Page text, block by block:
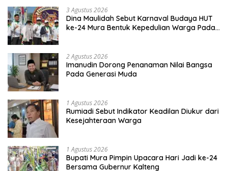
3 Agustus 2026
Dina Maulidah Sebut Karnaval Budaya HUT
ke-24 Mura Bentuk Kepedulian Warga Pada
2 Agustus 2026
Imanudin Dorong Penanaman Nilai Bangsa
Pada Generasi Muda
1 Agustus 2026
Rumiadi Sebut Indikator Keadilan Diukur dari
Kesejahteraan Warga
1 Agustus 2026
Bupati Mura Pimpin Upacara Hari Jadi ke-24
Bersama Gubernur Kalteng